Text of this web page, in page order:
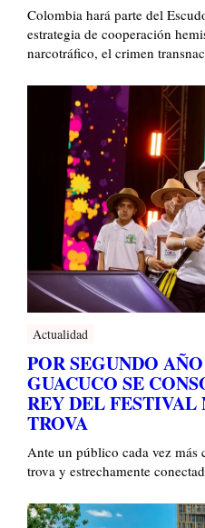
Colombia hará parte del
estrategia de cooperación
narcotráfico, el crimen
Actualidad
POR SEGUNDO
GUACUCO SE
REY DEL
TROVA
Ante un público cada vez más
trova y estrechamente